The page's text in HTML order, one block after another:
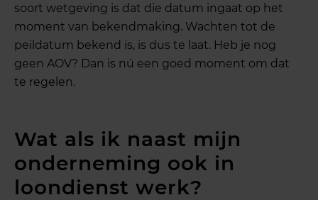
soort wetgeving is dat die datum ingaat op het
moment van bekendmaking. Wachten tot de
peildatum bekend is, is dus te laat. Heb je nog
geen AOV? Dan is nú een goed moment om dat
te regelen.
Wat als ik naast mijn
onderneming ook in
loondienst werk?